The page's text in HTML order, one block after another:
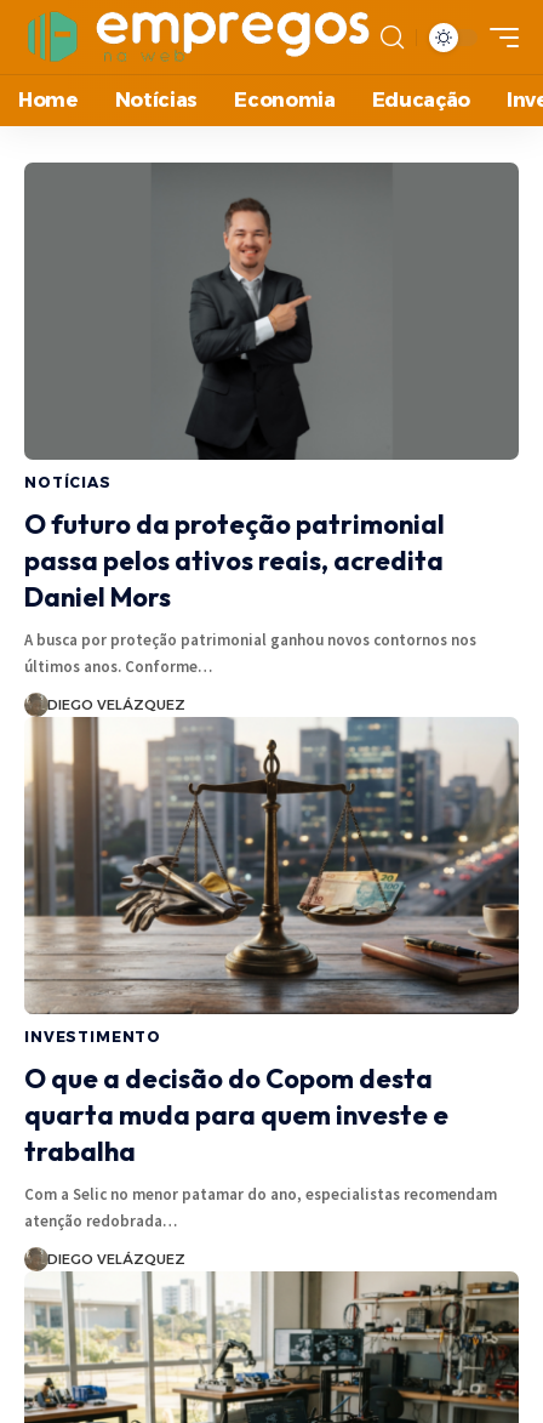
Home Notícias Economia Educação
NOTÍCIAS
O futuro da proteção patrimonial
passa pelos ativos reais, acredita
Daniel Mors
A busca por proteção patrimonial ganhou novos contornos nos
últimos anos. Conforme…
DIEGO VELÁZQUEZ
INVESTIMENTO
O que a decisão do Copom desta
quarta muda para quem investe e
trabalha
Com a Selic no menor patamar do ano, especialistas recomendam
atenção redobrada…
DIEGO VELÁZQUEZ